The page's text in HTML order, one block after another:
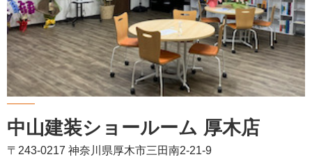
中山建装ショールーム 厚木店
〒243-0217 神奈川県厚木市三田南2-21-9